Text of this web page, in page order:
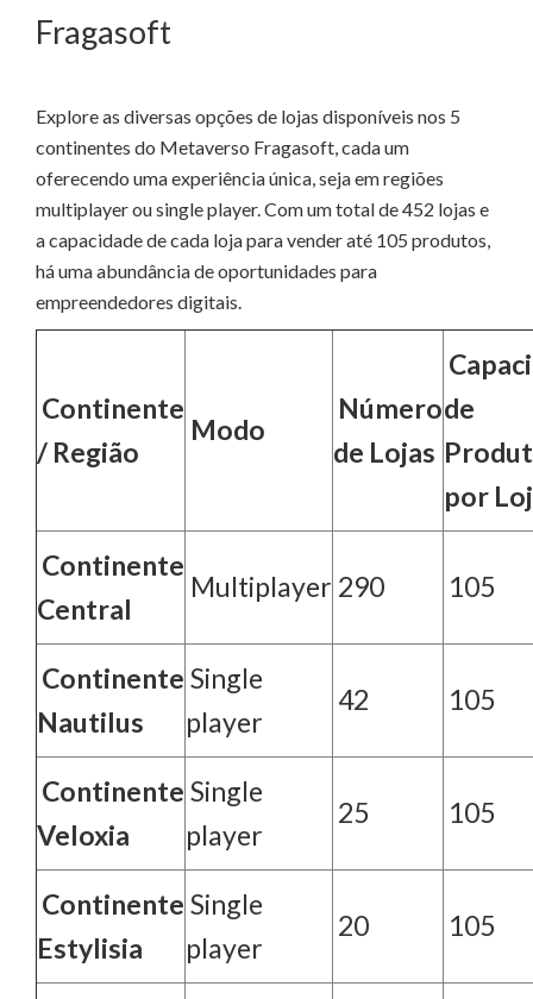
Fragasoft
Explore as diversas opções de lojas disponíveis nos 5
continentes do Metaverso Fragasoft, cada um
oferecendo uma experiência única, seja em regiões
multiplayer ou single player. Com um total de 452 lojas e
a capacidade de cada loja para vender até 105 produtos,
há uma abundância de oportunidades para
empreendedores digitais.
Continente
/ Região
Modo
Número
de Lojas
de
por
Continente
Central
Multiplayer 290 105
Continente
Nautilus
Single
player
42 105
Continente
Veloxia
Single
player
25 105
Continente
Estylisia
Single
player
20 105